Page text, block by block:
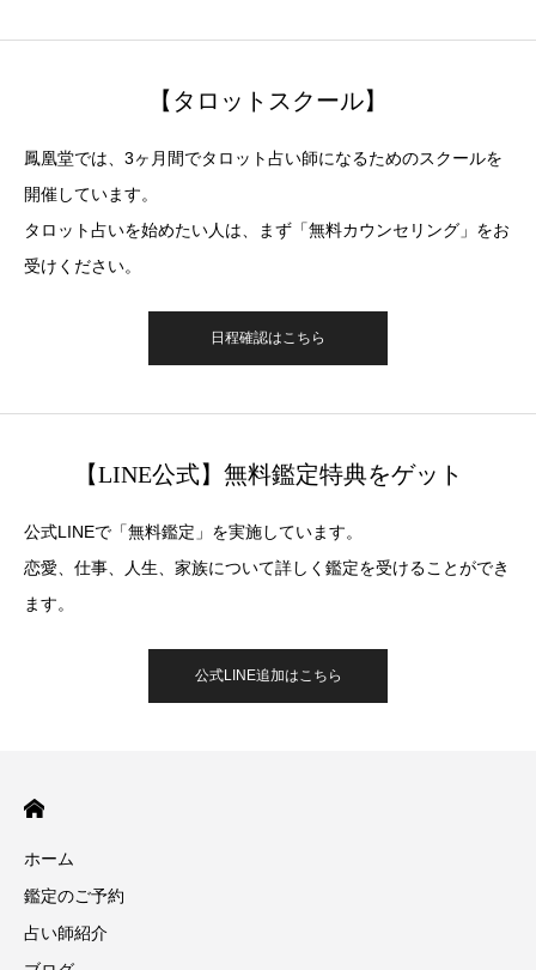
【タロットスクール】
鳳凰堂では、3ヶ月間でタロット占い師になるためのスクールを
開催しています。
タロット占いを始めたい人は、まず「無料カウンセリング」をお
受けください。
日程確認はこちら
【LINE公式】無料鑑定特典をゲット
公式LINEで「無料鑑定」を実施しています。
恋愛、仕事、人生、家族について詳しく鑑定を受けることができ
ます。
公式LINE追加はこちら
ホーム
鑑定のご予約
占い師紹介